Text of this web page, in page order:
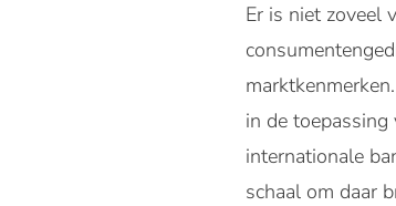
Er is niet zoveel
in de
internationale
schaal om daar